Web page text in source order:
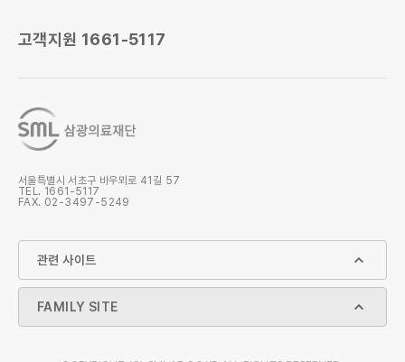
고객지원 1661-5117
서울특별시 서초구 바우뫼로 41길 57
TEL. 1661-5117
FAX. 02-3497-5249
관련 사이트
FAMILY SITE
검사항목 조회 검사결과 조회